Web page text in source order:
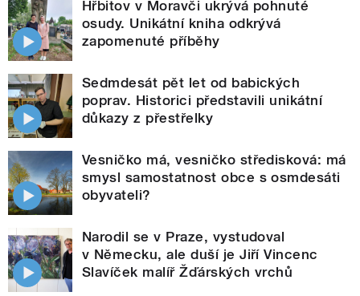
Hřbitov v Moravči ukrývá pohnuté
osudy. Unikátní kniha odkrývá
zapomenuté příběhy
Sedmdesát pět let od babických
poprav. Historici představili unikátní
důkazy z přestřelky
Vesničko má, vesničko středisková: má
smysl samostatnost obce s osmdesáti
obyvateli?
Narodil se v Praze, vystudoval
v Německu, ale duší je Jiří Vincenc
Slavíček malíř Žďárských vrchů